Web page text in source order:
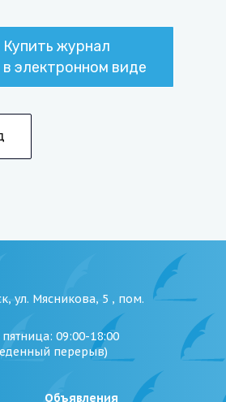
Купить журнал
в электронном виде
ул. Мясникова, 5 , пом.
: 09:00-18:00
перерыв)
Объявления